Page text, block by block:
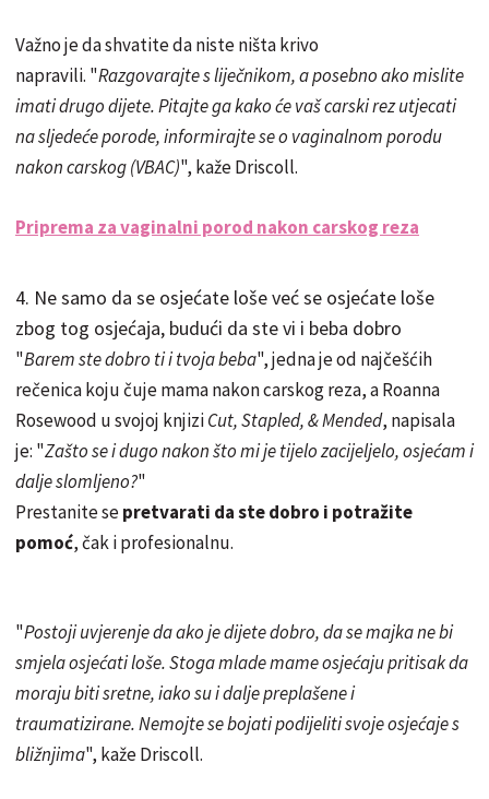
Važno je da shvatite da niste ništa krivo
napravili. "Razgovarajte s liječnikom, a posebno ako mislite
imati drugo dijete. Pitajte ga kako će vaš carski rez utjecati
na sljedeće porode, informirajte se o vaginalnom porodu
nakon carskog (VBAC)", kaže Driscoll.
Priprema za vaginalni porod nakon carskog reza
4. Ne samo da se osjećate loše već se osjećate loše
zbog tog osjećaja, budući da ste vi i beba dobro
"Barem ste dobro ti i tvoja beba", jedna je od najčešćih
rečenica koju čuje mama nakon carskog reza, a Roanna
Rosewood u svojoj knjiziCut, Stapled, & Mended, napisala
je: "Zašto se i dugo nakon što mi je tijelo zacijeljelo, osjećam i
dalje slomljeno?"
Prestanite sepretvarati da ste dobro i potražite
pomoć, čak i profesionalnu.
"Postoji uvjerenje da ako je dijete dobro, da se majka ne bi
smjela osjećati loše. Stoga mlade mame osjećaju pritisak da
moraju biti sretne, iako su i dalje preplašene i
traumatizirane. Nemojte se bojati podijeliti svoje osjećaje s
bližnjima", kaže Driscoll.